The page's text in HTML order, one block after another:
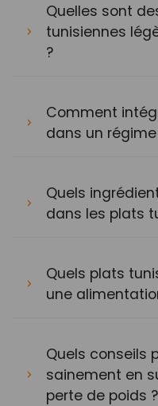
Quelles sont
tunisiennes
?
Comment
dans un
Quels
dans les plats
Quels plats
une
Quels conseils
sainement en
perte de poids ?